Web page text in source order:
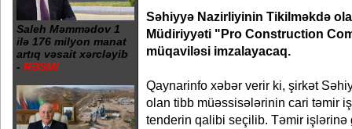
Saleh Məmmədov 1
ilə 176 milyon manat
artıq vəsait xərcləyib
- RƏSMİ
Səhiyyə Nazirliyinin Tikilməkdə
Müdiriyyəti "Pro Construction
müqaviləsi imzalayacaq.
Qaynarinfo xəbər verir ki, şirkət
olan tibb müəssisələrinin cari təmir
tenderin qalibi seçilib. Təmir işlərinə